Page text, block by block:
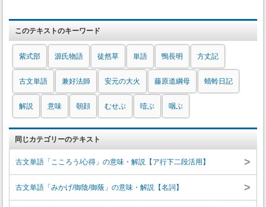
このテキストのキーワード
紫式部 源氏物語 徒然草 単語 鴨長明 方丈記
古文単語 兼好法師 安元の大火 藤原道綱母 蜻蛉日記
解説 意味 朝顔 むせぶ 噎ぶ 咽ぶ
同じカテゴリーのテキスト
古文単語「こころう/心得」の意味・解説【ア行下二段活用】 >
古文単語「みかげ/御陰/御蔭」の意味・解説【名詞】 >